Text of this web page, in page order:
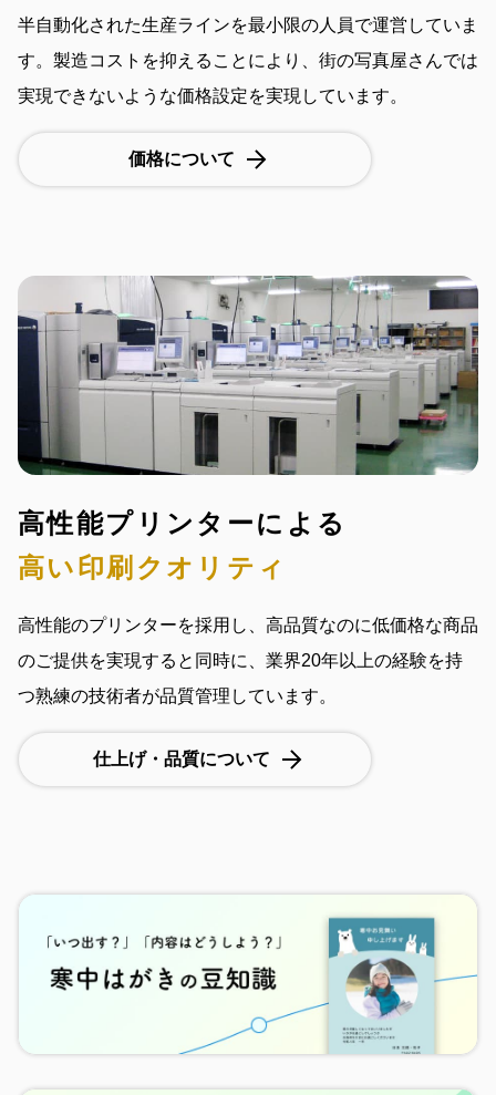
半自動化された生産ラインを最小限の人員で運営していま
す。製造コストを抑えることにより、街の写真屋さんでは
実現できないような価格設定を実現しています。
価格について
高性能プリンターによる
高い印刷クオリティ
高性能のプリンターを採用し、高品質なのに低価格な商品
のご提供を実現すると同時に、業界20年以上の経験を持
つ熟練の技術者が品質管理しています。
仕上げ・品質について